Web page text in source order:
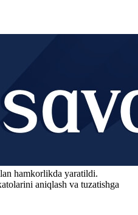
hamkorlikda yaratildi.
aniqlash va tuzatishga